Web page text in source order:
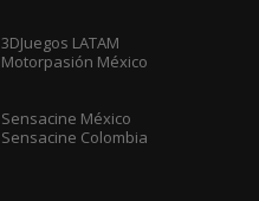
3DJuegos LATAM
Motorpasión México
Sensacine México
Sensacine Colombia